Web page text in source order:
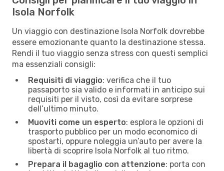
Isola Norfolk
Un viaggio con destinazione Isola Norfolk dovrebbe
essere emozionante quanto la destinazione stessa.
Rendi il tuo viaggio senza stress con questi semplici
ma essenziali consigli:
Requisiti di viaggio: verifica che il tuo
passaporto sia valido e informati in anticipo sui
requisiti per il visto, così da evitare sorprese
dell’ultimo minuto.
Muoviti come un esperto: esplora le opzioni di
trasporto pubblico per un modo economico di
spostarti, oppure noleggia un’auto per avere la
libertà di scoprire Isola Norfolk al tuo ritmo.
Prepara il bagaglio con attenzione: porta con